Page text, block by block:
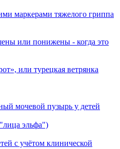
маркерами тяжелого гриппа
или понижены - когда это
или турецкая ветрянка
мочевой пузырь у детей
эльфа")
с учётом клинической